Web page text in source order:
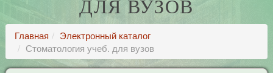
ДЛЯ ВУЗОВ
Главная
Электронный каталог
Стоматология учеб. для вузов